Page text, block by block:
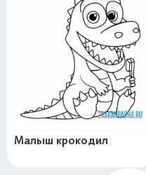
Малыш крокодил